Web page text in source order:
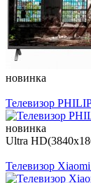
новинка
Телевизор
новинка
Ultra
Телевизор